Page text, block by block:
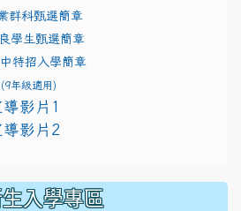
群科甄選簡章
學生甄選簡章
特招入學簡章
(9年級適用)
presentation/d/
影片1
presentation/d/
影片2
入學專區